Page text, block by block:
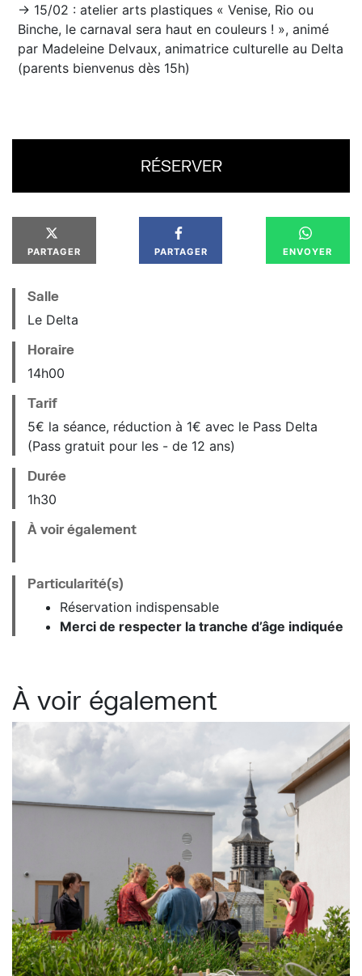
→ 15/02 : atelier arts plastiques « Venise, Rio ou
Binche, le carnaval sera haut en couleurs ! », animé
par Madeleine Delvaux, animatrice culturelle au Delta
(parents bienvenus dès 15h)
RÉSERVER
PARTAGER PARTAGER ENVOYER
Salle
Le Delta
Horaire
14h00
Tarif
5€ la séance, réduction à 1€ avec le Pass Delta
(Pass gratuit pour les - de 12 ans)
Durée
1h30
À voir également
Particularité(s)
Réservation indispensable
Merci de respecter la tranche d’âge indiquée
À voir également